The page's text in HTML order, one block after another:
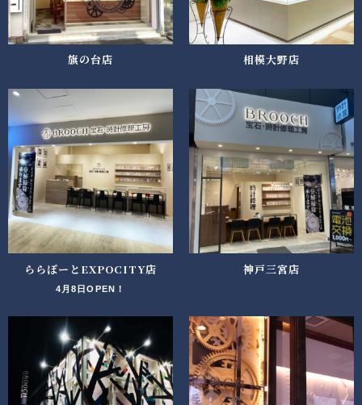
旗の台店 相模大野店
ららぽーとEXPOCITY店
4月8日OPEN！
神戸三宮店